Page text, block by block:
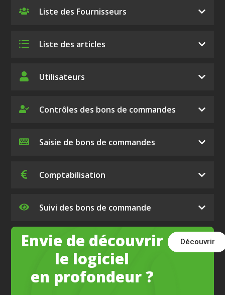
Liste des Fournisseurs
Liste des articles
Utilisateurs
Contrôles des bons de commandes
Saisie de bons de commandes
Comptabilisation
Suivi des bons de commande
Envie de découvrir
le logiciel
en profondeur ?
Découvrir